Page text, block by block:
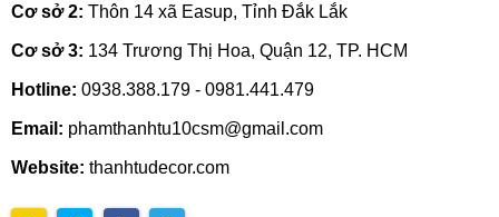
Cơ sở 2: Thôn 14 xã Easup, Tỉnh Đắk Lắk
Cơ sở 3: 134 Trương Thị Hoa, Quận 12, TP. HCM
Hotline: 0938.388.179 - 0981.441.479
Email: phamthanhtu10csm@gmail.com
Website: thanhtudecor.com